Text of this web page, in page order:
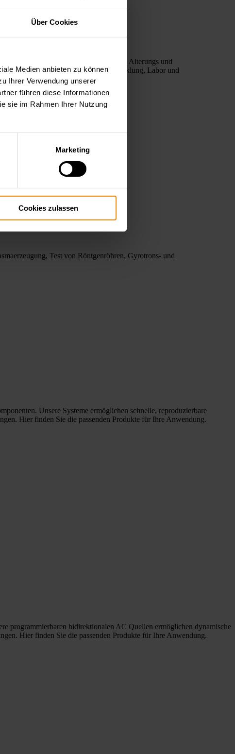
Über Cookies
Medien anbieten zu können
Ihrer Verwendung unserer
führen diese Informationen
sie im Rahmen Ihrer Nutzung
Marketing
Cookies zulassen
optoelektronische Tests sowie Alterungs und
Langzeitmessungen – ideal für Entwicklung, Labor und
Test von Röntgenröhren, Gyrotrons- und
Unsere Systeme ermöglichen schnelle, reproduzierbare
Hier finden Sie die passenden Produkte für Ihre Anwendung.
programmierbaren bidirektionalen AC Quellen ermöglichen dynamische
Hier finden Sie die passenden Produkte für Ihre Anwendung.